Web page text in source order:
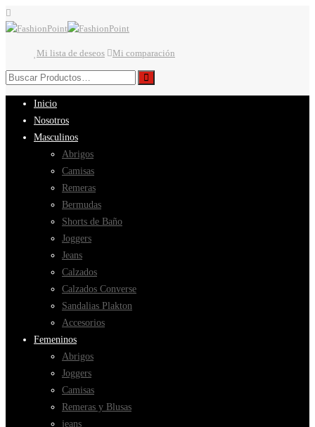
Mi lista de deseos Mi comparación
Inicio
Nosotros
Masculinos
Abrigos
Camisas
Remeras
Bermudas
Shorts de Baño
Joggers
Jeans
Calzados
Calzados Converse
Sandalias Plakton
Accesorios
Femeninos
Abrigos
Joggers
Camisas
Remeras y Blusas
jeans